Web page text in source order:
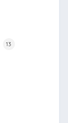
13